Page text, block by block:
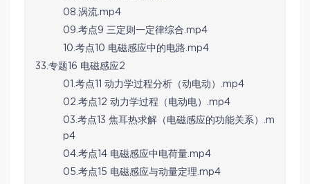
08.涡流.mp4
09.考点9 三定则一定律综合.mp4
10.考点10 电磁感应中的电路.mp4
33.专题16 电磁感应2
01.考点11 动力学过程分析（动电动）.mp4
02.考点12 动力学过程（电动电）.mp4
03.考点13 焦耳热求解（电磁感应的功能关系）.m
p4
04.考点14 电磁感应中电荷量.mp4
05.考点15 电磁感应与动量定理.mp4